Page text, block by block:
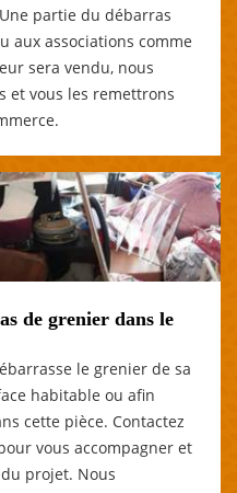
partie du débarras
aux associations comme
sera vendu, nous
et vous les remettrons
de grenier dans le
le grenier de sa
habitable ou afin
cette pièce. Contactez
vous accompagner et
projet. Nous